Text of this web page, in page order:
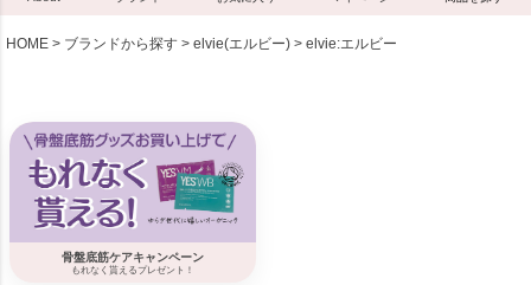
HOME ブランドから探す elvie(エルビー) elvie:エルビー
骨盤底筋ケアキャンペーン
もれなく貰えるプレゼント！